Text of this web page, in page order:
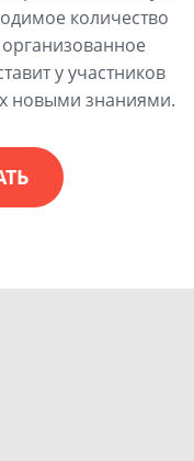
количество
у участников
новыми знаниями.